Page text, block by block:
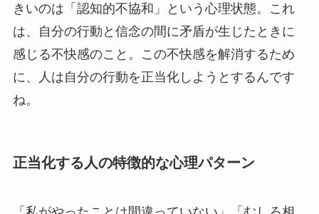
きいのは「認知的不協和」という心理状態。これ
は、自分の行動と信念の間に矛盾が生じたときに
感じる不快感のこと。この不快感を解消するため
に、人は自分の行動を正当化しようとするんです
ね。
正当化する人の特徴的な心理パターン